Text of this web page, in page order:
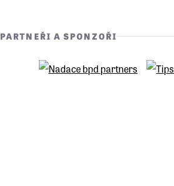
PARTNEŘI A SPONZOŘI